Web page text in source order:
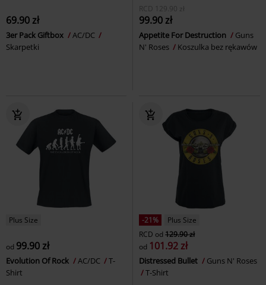
69.90 zł
3er Pack Giftbox
AC/DC
Skarpetki
RCD 129.90 zł
99.90 zł
Appetite For Destruction
Guns
N' Roses
Koszulka bez rękawów
Plus Size
od 99.90 zł
Evolution Of Rock AC/DC
T-
Shirt
-21%
Plus Size
RCD od 129.90 zł
od 101.92 zł
Distressed Bullet
Guns N' Roses
T-Shirt